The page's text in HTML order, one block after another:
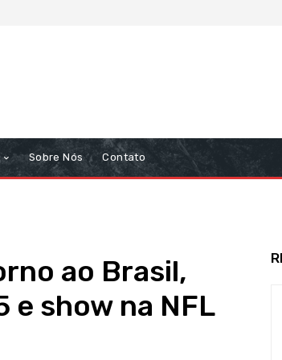
Sobre Nós Contato
ao Brasil,
e show na NFL